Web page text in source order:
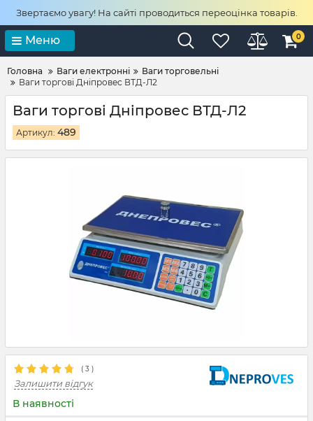
Звертаємо увагу! На сайті проводиться переоцінка товарів.
Меню 0
Головна Ваги електронні
Ваги торговельні
Ваги торгові Дніпровес ВТД-Л2
Ваги торгові Дніпровес ВТД-Л2
Артикул: 489
( 3 )
Залишити відгук
В наявності